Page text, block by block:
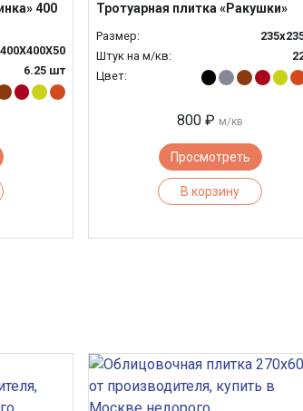
400
400Х400Х50
6.25 шт
Тротуарная плитка «Ракушки»
Размер:
Штук на м/кв:
Цвет:
800 ₽ м/кв
Просмотреть
В корзину